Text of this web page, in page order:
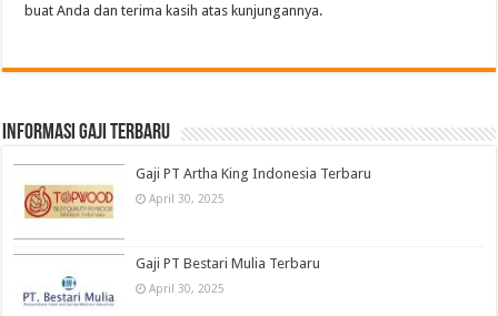
buat Anda dan terima kasih atas kunjungannya.
informasi gaji terbaru
Gaji PT Artha King Indonesia Terbaru
April 30, 2025
Gaji PT Bestari Mulia Terbaru
April 30, 2025